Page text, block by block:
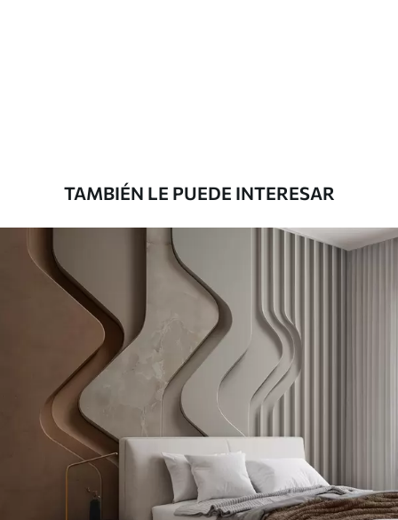
Vinilo Premium
199833.33119900.00$/m²
TAMBIÉN LE PUEDE INTERESAR